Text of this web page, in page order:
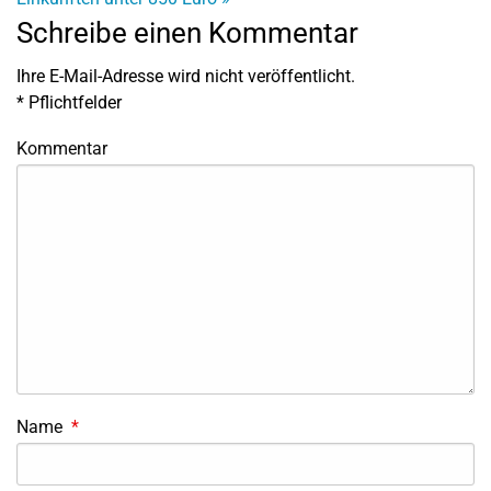
Schreibe einen Kommentar
Ihre E-Mail-Adresse wird nicht veröffentlicht.
* Pflichtfelder
Kommentar
Name *